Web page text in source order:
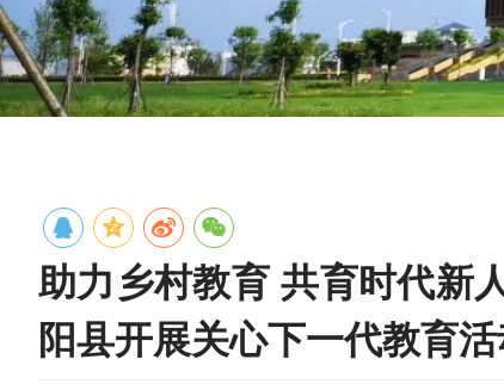
助力乡村教育 共育时代
阳县开展关心下一代教育